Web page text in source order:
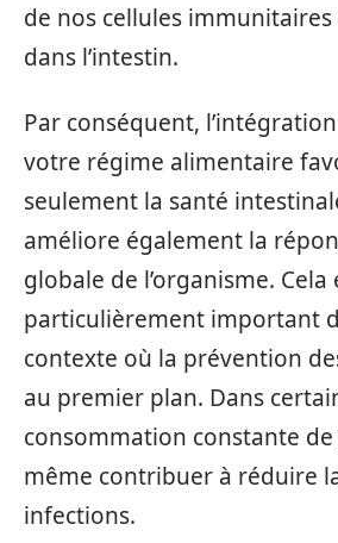
de nos cellules
dans l’intestin.
Par conséquent,
votre régime alimentaire
seulement la santé
améliore également la
globale de l’organisme. Cela
particulièrement important
contexte où la prévention
au premier plan. Dans
consommation constante
même contribuer à réduire
infections.